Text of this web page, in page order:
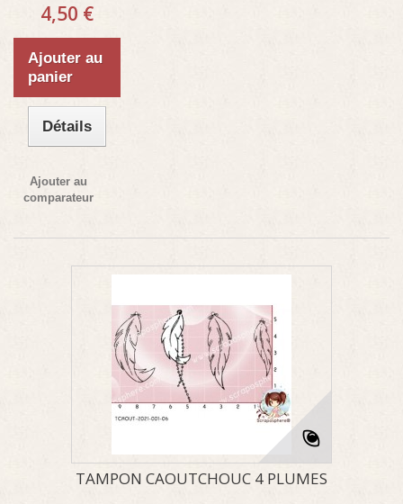
4,50 €
Ajouter au
panier
Détails
Ajouter au
comparateur
TAMPON CAOUTCHOUC 4 PLUMES